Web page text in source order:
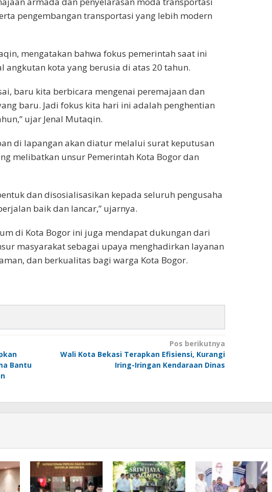
pengembangan transportasi yang lebih modern
mengatakan bahwa fokus pemerintah saat ini
angkutan kota yang berusia di atas 20 tahun.
baru kita berbicara mengenai peremajaan dan
baru. Jadi fokus kita hari ini adalah penghentian
ujar Jenal Mutaqin.
di lapangan akan diatur melalui surat keputusan
melibatkan unsur Pemerintah Kota Bogor dan
dan disosialisasikan kepada seluruh pengusaha
baik dan lancar,” ujarnya.
di Kota Bogor ini juga mendapat dukungan dari
masyarakat sebagai upaya menghadirkan layanan
dan berkualitas bagi warga Kota Bogor.
Bantu
Pos berikutnya
Wali Kota Bekasi Terapkan Efisiensi, Kurangi
Iring-Iringan Kendaraan Dinas